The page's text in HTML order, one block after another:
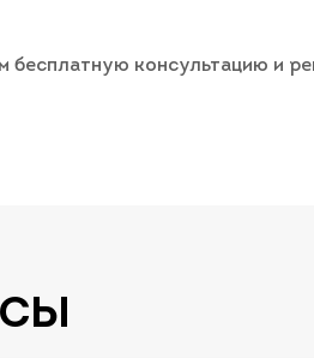
бесплатную консультацию и